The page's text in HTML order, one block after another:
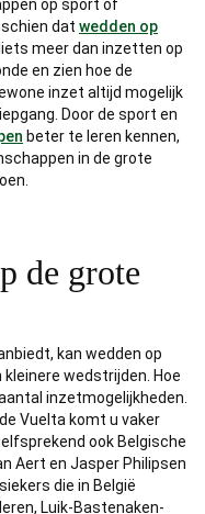
op sport of
dat wedden op
meer dan inzetten op
en zien hoe de
inzet altijd mogelijk
Door de sport en
beter te leren kennen,
in de grote
de grote
kan wedden op
wedstrijden. Hoe
inzetmogelijkheden.
Vuelta komt u vaker
ook Belgische
Aert en Jasper Philipsen
die in België
Luik-Bastenaken-